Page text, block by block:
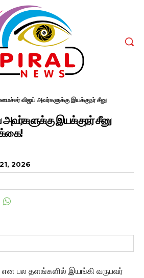
விஜய் அவர்களுக்கு இயக்குநர் சீனு
இயக்குநர் சீனு
2026
என பல தளங்களில் இயங்கி வருபவர்